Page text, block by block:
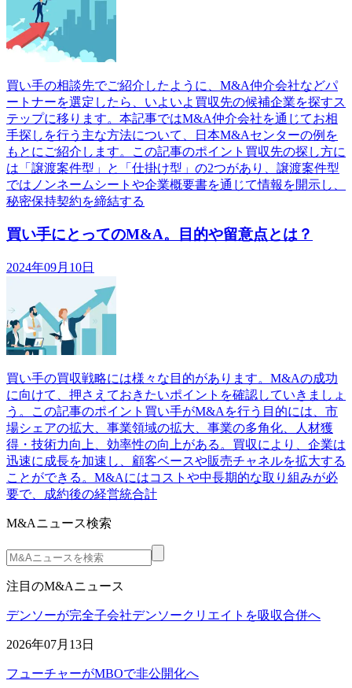
買い手の相談先でご紹介したように、M&A仲介会社などパ
ートナーを選定したら、いよいよ買収先の候補企業を探すス
テップに移ります。本記事ではM&A仲介会社を通じてお相
手探しを行う主な方法について、日本M&Aセンターの例を
もとにご紹介します。この記事のポイント買収先の探し方に
は「譲渡案件型」と「仕掛け型」の2つがあり、譲渡案件型
ではノンネームシートや企業概要書を通じて情報を開示し、
秘密保持契約を締結する
買い手にとってのM&A。目的や留意点とは？
2024年09月10日
買い手の買収戦略には様々な目的があります。M&Aの成功
に向けて、押さえておきたいポイントを確認していきましょ
う。この記事のポイント買い手がM&Aを行う目的には、市
場シェアの拡大、事業領域の拡大、事業の多角化、人材獲
得・技術力向上、効率性の向上がある。買収により、企業は
迅速に成長を加速し、顧客ベースや販売チャネルを拡大する
ことができる。M&Aにはコストや中長期的な取り組みが必
要で、成約後の経営統合計
M&Aニュース検索
注目のM&Aニュース
デンソーが完全子会社デンソークリエイトを吸収合併へ
2026年07月13日
フューチャーがMBOで非公開化へ